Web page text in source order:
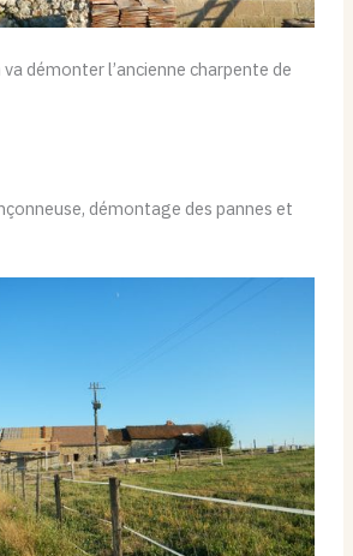
va démonter l’ancienne charpente de
démontage des pannes et